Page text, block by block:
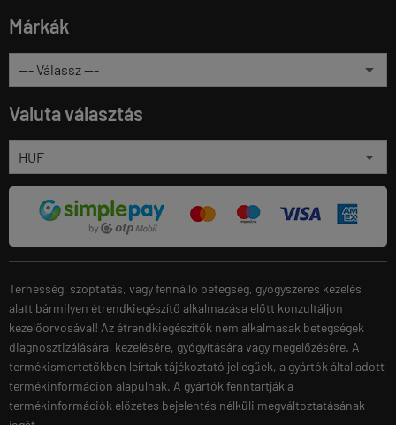
Márkák
Valuta választás
Terhesség, szoptatás, vagy fennálló betegség, gyógyszeres kezelés
alatt bármilyen étrendkiegészítő alkalmazása előtt konzultáljon
kezelőorvosával! Az étrendkiegészítők nem alkalmasak betegségek
diagnosztizálására, kezelésére, gyógyítására vagy megelőzésére. A
termékismertetőkben leírtak tájékoztató jellegűek, a gyártók által adott
termékinformáción alapulnak. A gyártók fenntartják a
termékinformációk előzetes bejelentés nélküli megváltoztatásának